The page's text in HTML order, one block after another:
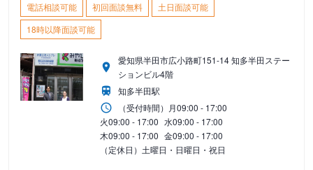
電話相談可能 初回面談無料
土日面談可能
18時以降面談可能
愛知県半田市広小路町151-14 知多半田ステー
ションビル4階
知多半田駅
（受付時間） 月09:00 - 17:00
火09:00 - 17:00 水09:00 - 17:00
木09:00 - 17:00 金09:00 - 17:00
（定休日）土曜日・日曜日・祝日